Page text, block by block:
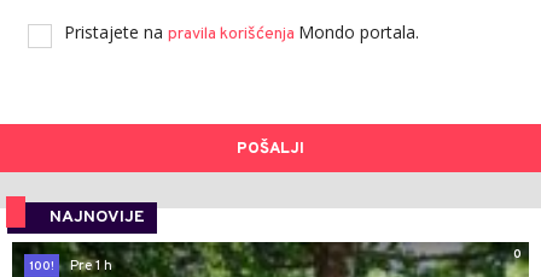
Pristajete na pravila korišćenja Mondo portala.
POŠALJI
NAJNOVIJE
0
100!
Pre 1 h